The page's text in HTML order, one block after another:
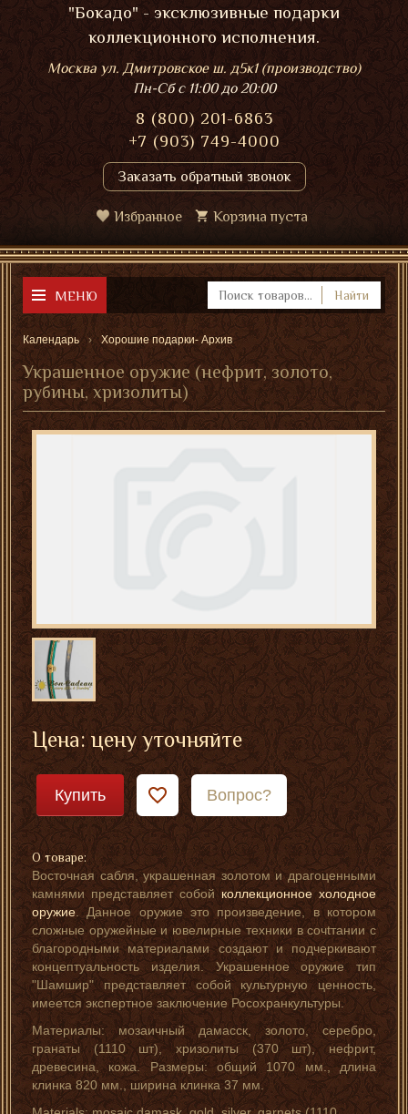
"Бокадо" - эксклюзивные подарки
коллекционного исполнения.
Москва ул. Дмитровское ш. д5к1 (производство)
Пн-Сбс 11:00 до 20:00
8 (800) 201-6863
+7 (903) 749-4000
Заказать обратный звонок
Избранное Корзина пуста
МЕНЮ Найти
Календарь Хорошие подарки- Архив
Украшенное оружие (нефрит, золото,
рубины, хризолиты)
Цена: цену уточняйте
Купить Вопрос?
О товаре:
Восточная сабля, украшенная золотом и драгоценными
камнями представляет собойколлекционное холодное
оружие. Данное оружие это произведение, в котором
сложные оружейные и ювелирные техники в сочtтании с
благородными материалами создают и подчеркивают
концептуальность изделия. Украшенное оружие тип
"Шамшир" представляет собой культурную ценность,
имеется экспертное заключение Росохранкультуры.
Материалы: мозаичный дамасск, золото, серебро,
гранаты (1110 шт), хризолиты (370 шт), нефрит,
древесина, кожа. Размеры: общий 1070 мм., длина
клинка 820 мм., ширина клинка 37 мм.